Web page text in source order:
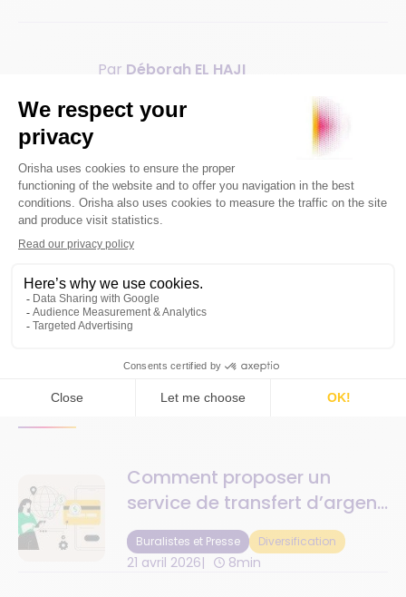
Par Déborah EL HAJI
au sein d'Orisha Retail Shops. Passionnée par
l'évolution du secteur du commerce de proximité,
elle rédige des articles sur la diversification des
points de vente et leur modernisation. À travers ses
écrits, Déborah explore les tendances et les solutions
innovantes pour aider les commerçants à adapter
leurs activités aux nouvelles exigences du marché.
Suivez ses publications pour découvrir des conseils
pratiques et des idées inspirantes pour transformer
Vous aimez cet article ?
Articles similaires
Comment proposer un
service de transfert d’argent
à vos clients ?
Buralistes et Presse Diversification
21 avril 2026 8min